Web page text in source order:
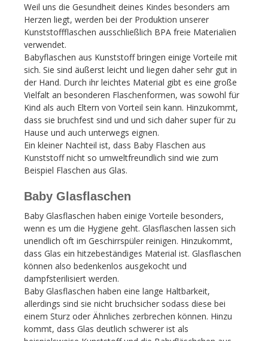
Weil uns die Gesundheit deines Kindes besonders am
Herzen liegt, werden bei der Produktion unserer
Kunststoffflaschen ausschließlich BPA freie Materialien
verwendet.
Babyflaschen aus Kunststoff bringen einige Vorteile mit
sich. Sie sind äußerst leicht und liegen daher sehr gut in
der Hand. Durch ihr leichtes Material gibt es eine große
Vielfalt an besonderen Flaschenformen, was sowohl für
Kind als auch Eltern von Vorteil sein kann. Hinzukommt,
dass sie bruchfest sind und und sich daher super für zu
Hause und auch unterwegs eignen.
Ein kleiner Nachteil ist, dass Baby Flaschen aus
Kunststoff nicht so umweltfreundlich sind wie zum
Beispiel Flaschen aus Glas.
Baby Glasflaschen
Baby Glasflaschen haben einige Vorteile besonders,
wenn es um die Hygiene geht. Glasflaschen lassen sich
unendlich oft im Geschirrspüler reinigen. Hinzukommt,
dass Glas ein hitzebeständiges Material ist. Glasflaschen
können also bedenkenlos ausgekocht und
dampfsterilisiert werden.
Baby Glasflaschen haben eine lange Haltbarkeit,
allerdings sind sie nicht bruchsicher sodass diese bei
einem Sturz oder Ähnliches zerbrechen können. Hinzu
kommt, dass Glas deutlich schwerer ist als